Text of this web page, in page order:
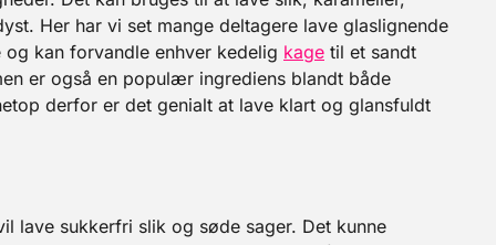
Her har vi set mange deltagere lave glaslignende
kan forvandle enhver kedelig kage til et sandt
er også en populær ingrediens blandt både
derfor er det genialt at lave klart og glansfuldt
lave sukkerfri slik og søde sager. Det kunne